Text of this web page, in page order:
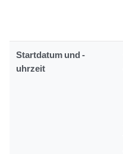
Startdatum und -
uhrzeit